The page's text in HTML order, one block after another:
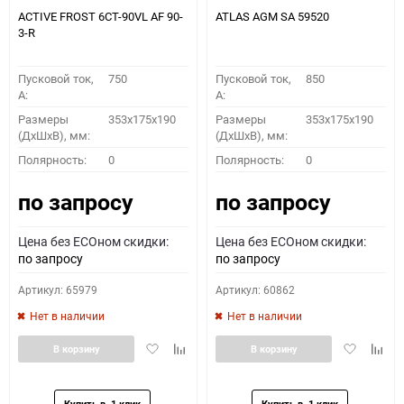
ACTIVE FROST 6СТ-90VL АF 90-
3-R
Пусковой ток,
A:
750
Размеры
(ДхШхВ), мм:
353x175x190
Полярность: 0
по запросу
Цена без ECOном скидки:
по запросу
Артикул: 65979
Нет в наличии
ДобавитьДобавить
В корзину
ATLAS AGM SA 59520
Пусковой ток,
A:
850
Размеры
(ДхШхВ), мм:
353x175x190
Полярность: 0
по запросу
Цена без ECOном скидки:
по запросу
Артикул: 60862
Нет в наличии
Добавить
В корзину